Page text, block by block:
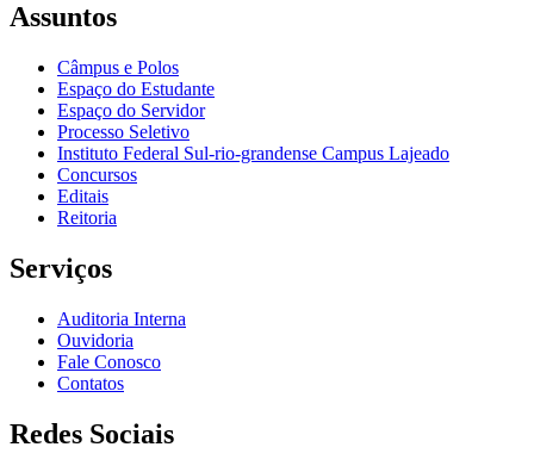
Assuntos
Câmpus e Polos
Espaço do Estudante
Espaço do Servidor
Processo Seletivo
Instituto Federal Sul-rio-grandense Campus Lajeado
Concursos
Editais
Reitoria
Serviços
Auditoria Interna
Ouvidoria
Fale Conosco
Contatos
Redes Sociais